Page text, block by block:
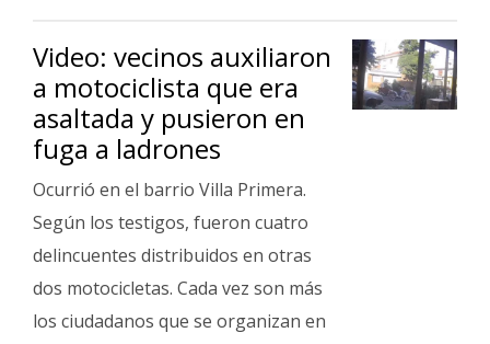
Video: vecinos auxiliaron
a motociclista que era
asaltada y pusieron en
fuga a ladrones
Ocurrió en el barrio Villa Primera.
Según los testigos, fueron cuatro
delincuentes distribuidos en otras
dos motocicletas. Cada vez son más
los ciudadanos que se organizan en